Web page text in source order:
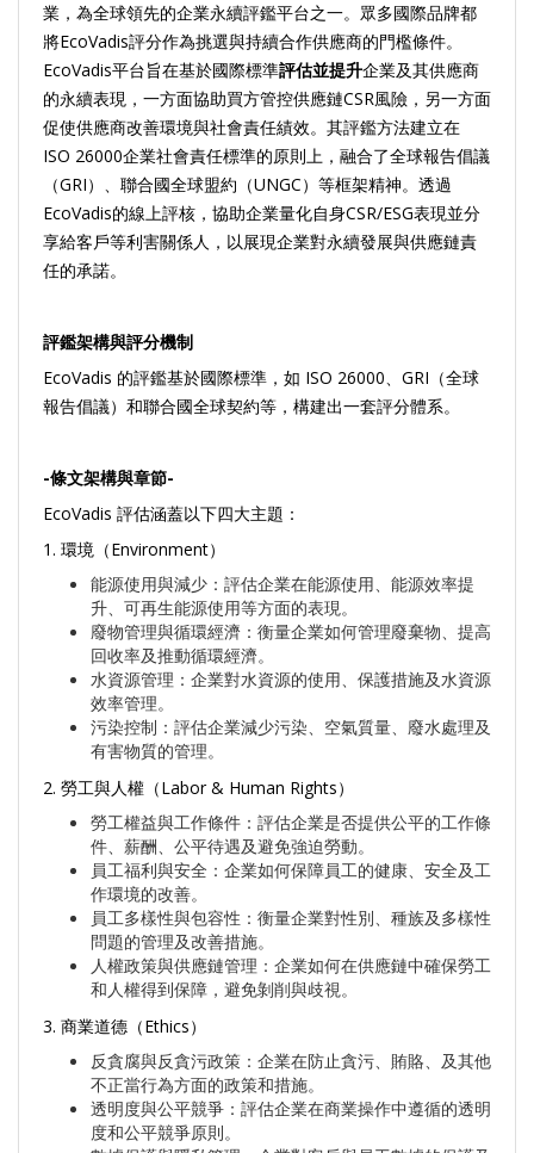
業，為全球領先的企業永續評鑑平台之一。眾多國際品牌都
將EcoVadis評分作為挑選與持續合作供應商的門檻條件。
EcoVadis平台旨在基於國際標準評估並提升企業及其供應商
的永續表現，一方面協助買方管控供應鏈CSR風險，另一方面
促使供應商改善環境與社會責任績效。其評鑑方法建立在
ISO 26000企業社會責任標準的原則上，融合了全球報告倡議
（GRI）、聯合國全球盟約（UNGC）等框架精神。透過
EcoVadis的線上評核，協助企業量化自身CSR/ESG表現並分
享給客戶等利害關係人，以展現企業對永續發展與供應鏈責
任的承諾。
評鑑架構與評分機制
EcoVadis 的評鑑基於國際標準，如 ISO 26000、GRI（全球
報告倡議）和聯合國全球契約等，構建出一套評分體系。
-條文架構與章節-
EcoVadis 評估涵蓋以下四大主題：
1. 環境（Environment）
能源使用與減少：評估企業在能源使用、能源效率提
升、可再生能源使用等方面的表現。
廢物管理與循環經濟：衡量企業如何管理廢棄物、提高
回收率及推動循環經濟。
水資源管理：企業對水資源的使用、保護措施及水資源
效率管理。
污染控制：評估企業減少污染、空氣質量、廢水處理及
有害物質的管理。
2. 勞工與人權（Labor & Human Rights）
勞工權益與工作條件：評估企業是否提供公平的工作條
件、薪酬、公平待遇及避免強迫勞動。
員工福利與安全：企業如何保障員工的健康、安全及工
作環境的改善。
員工多樣性與包容性：衡量企業對性別、種族及多樣性
問題的管理及改善措施。
人權政策與供應鏈管理：企業如何在供應鏈中確保勞工
和人權得到保障，避免剝削與歧視。
3. 商業道德（Ethics）
反貪腐與反貪污政策：企業在防止貪污、賄賂、及其他
不正當行為方面的政策和措施。
透明度與公平競爭：評估企業在商業操作中遵循的透明
度和公平競爭原則。